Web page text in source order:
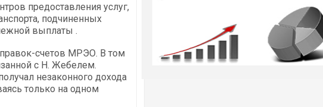
предоставления услуг,
подчиненных
выплаты .
счетов МРЭО. В том
с Н. Жебелем.
незаконного дохода
только на одном